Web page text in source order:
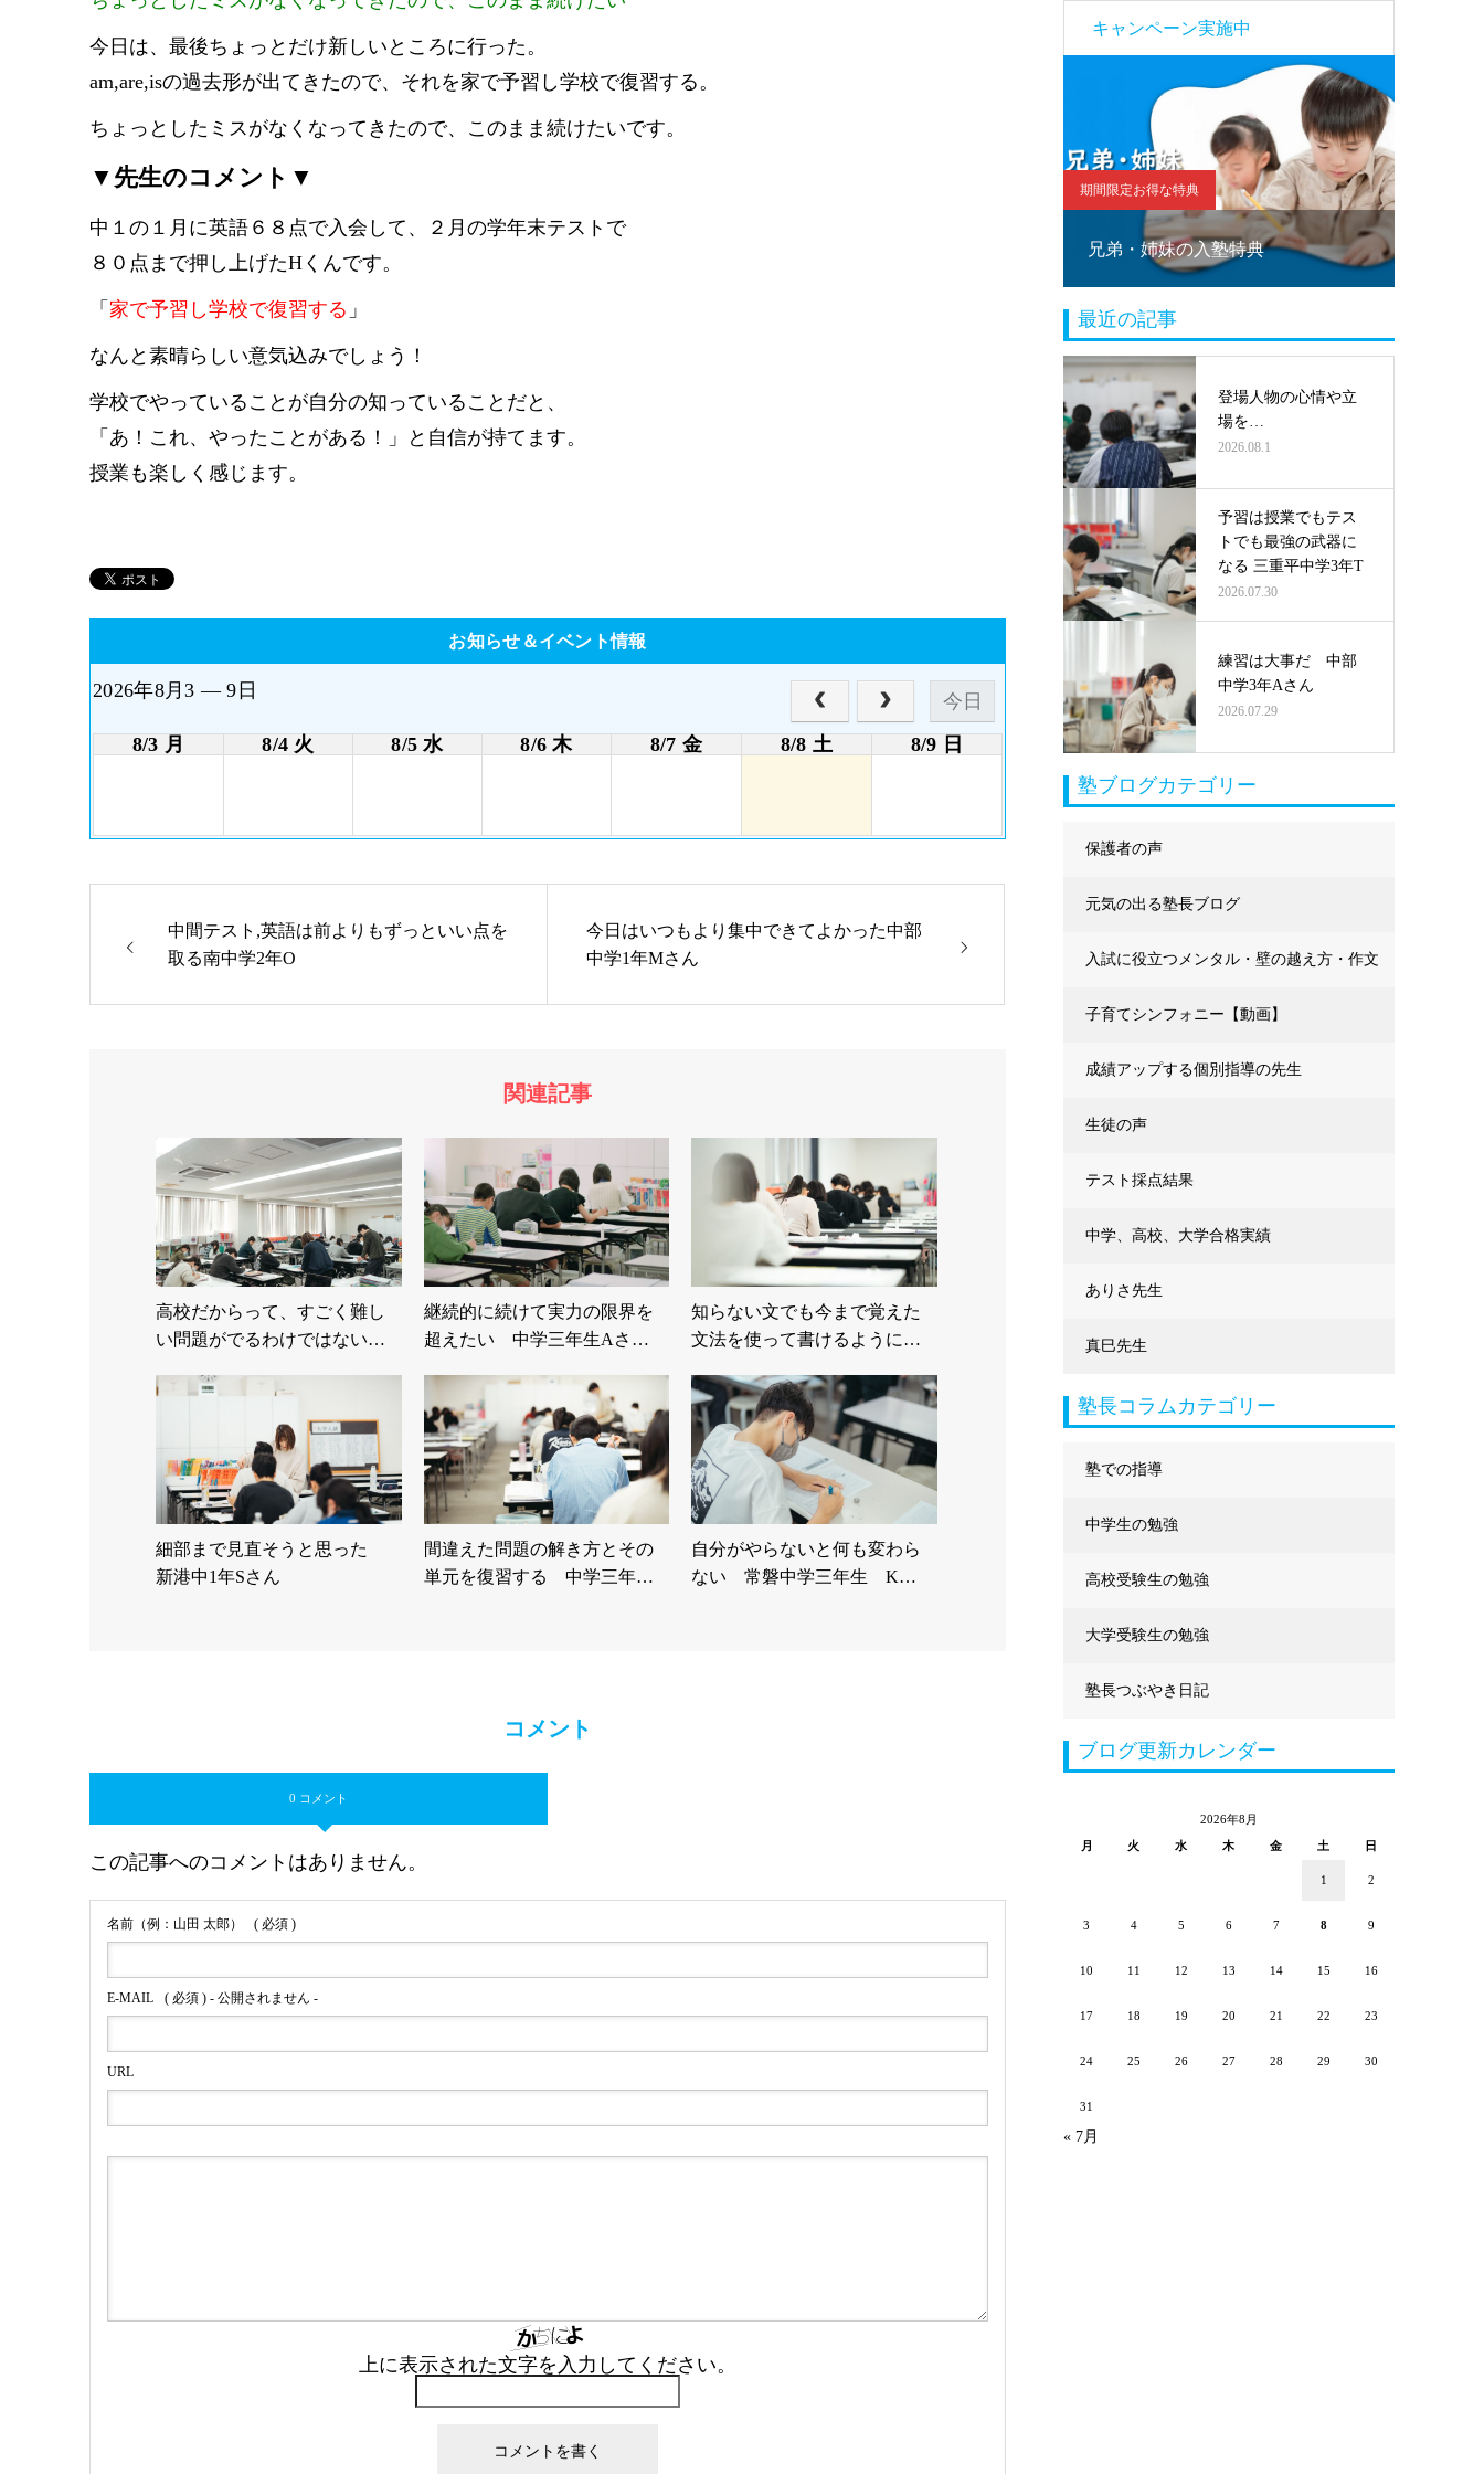
今日は、最後ちょっとだけ新しいところに行った。
am,are,isの過去形が出てきたので、それを家で予習し学校で復習する。
ちょっとしたミスがなくなってきたので、このまま続けたいです。
▼先生のコメント▼
中１の１月に英語６８点で入会して、２月の学年末テストで
８０点まで押し上げたHくんです。
「 家で予習し学校で復習する 」
なんと素晴らしい意気込みでしょう！
学校でやっていることが自分の知っていることだと、
「あ！これ、やったことがある！」と自信が持てます。
授業も楽しく感じます。
お知らせ＆イベント情報
2026年8月3 — 9日
今日
8/3 月
8/4 火 8/5 水 8/6 木 8/7 金 8/8 土 8/9 日
中間テスト,英語は前よりもずっといい点を
取る南中学2年O
今日はいつもより集中できてよかった中部
中学1年Mさん
関連記事
高校だからって、すごく難し
い問題がでるわけではない…
継続的に続けて実力の限界を
超えたい 中学三年生Aさ…
知らない文でも今まで覚えた
文法を使って書けるように…
細部まで見直そうと思った
新港中1年Sさん
間違えた問題の解き方とその
単元を復習する 中学三年…
自分がやらないと何も変わら
ない 常磐中学三年生 K…
コメント
0 コメント
この記事へのコメントはありません。
名前（例：山田 太郎） ( 必須 )
E-MAIL ( 必須 ) - 公開されません -
URL
上に表示された文字を入力してください。
キャンペーン実施中
期間限定お得な特典
兄弟・姉妹の入塾特典
最近の記事
登場人物の心情や立
場を…
2026.08.1
予習は授業でもテス
トでも最強の武器に
なる 三重平中学3年T
2026.07.30
練習は大事だ 中部
中学3年Aさん
2026.07.29
塾ブログカテゴリー
保護者の声
元気の出る塾長ブログ
入試に役立つメンタル・壁の越え方・作文
に強くなる
子育てシンフォニー【動画】
成績アップする個別指導の先生
生徒の声
テスト採点結果
中学、高校、大学合格実績
ありさ先生
真巳先生
塾長コラムカテゴリー
塾での指導
中学生の勉強
高校受験生の勉強
大学受験生の勉強
塾長つぶやき日記
ブログ更新カレンダー
2026年8月
月
火 水 木 金 土 日
1 2
3 4 5 6 7 8 9
10 11 12 13 14 15 16
17 18 19 20 21 22 23
24 25 26 27 28 29 30
31
« 7月